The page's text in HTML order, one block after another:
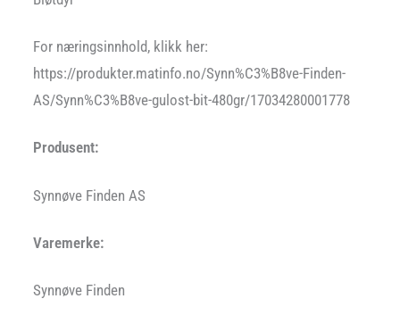
For næringsinnhold, klikk her:
https://produkter.matinfo.no/Synn%C3%B8ve-Finden-
AS/Synn%C3%B8ve-gulost-bit-480gr/17034280001778
Produsent:
Synnøve Finden AS
Varemerke:
Synnøve Finden